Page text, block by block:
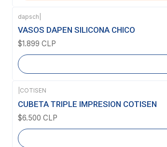
Agotado
dapsch
VASOS DAPEN SILICONA CHICO
$1.899 CLP
Agotado
COTISEN
CUBETA TRIPLE IMPRESION COTISEN
$6.500 CLP